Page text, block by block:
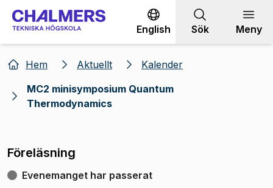
Gå till innehållet
English Sök Meny
Hem Aktuellt
Kalender
MC2 minisymposium Quantum
Thermodynamics
Föreläsning
Evenemanget har passerat